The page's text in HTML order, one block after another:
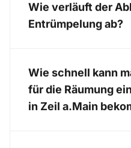
Wie verläuft der
Entrümpelung ab?
Wie schnell kann
für die Räumung
in Zeil a.Main